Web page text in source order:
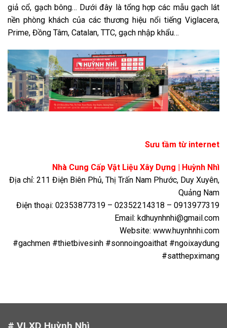
giả cổ, gạch bông… Dưới đây là tổng hợp các mẫu gạch lát
nền phòng khách của các thương hiệu nổi tiếng Viglacera,
Prime, Đồng Tâm, Catalan, TTC, gạch nhập khẩu…
Sưu tầm từ internet
Nhà Cung Cấp Vật Liệu Xây Dựng | Huỳnh Nhì
Địa chỉ: 211 Điện Biên Phủ, Thị Trấn Nam Phước, Duy Xuyên,
Quảng Nam
Điện thoại: 02353877319 – 02352214318 – 0913977319
Email: kdhuynhnhi@gmail.com
Website: www.huynhnhi.com
#gachmen #thietbivesinh #sonnoingoaithat #ngoixaydung
#satthepximang